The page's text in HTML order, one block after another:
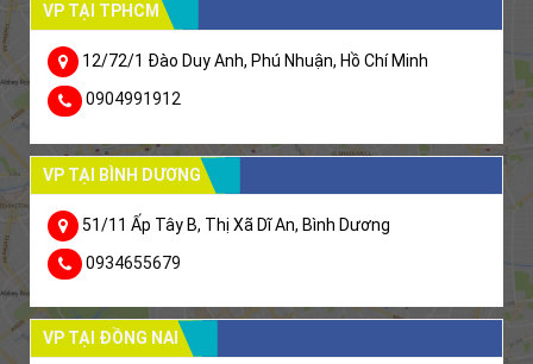
VP TẠI TPHCM
12/72/1 Đào Duy Anh, Phú Nhuận, Hồ Chí Minh
0904991912
VP TẠI BÌNH DƯƠNG
51/11 Ấp Tây B, Thị Xã Dĩ An, Bình Dương
0934655679
VP TẠI ĐỒNG NAI